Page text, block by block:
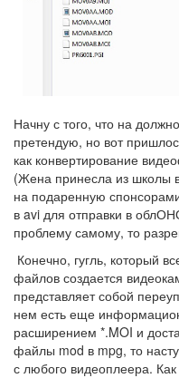
Начну с того, что на
претендую, но вот
как конвертирование
(Жена принесла из школы
на подаренную
в avi для отправки в
проблему самому, то
Конечно, гугль, который
файлов создается
представляет собой
нем есть еще
расширением *.MOI и
файлы mod в mpg, то
с любого видеоплеера.